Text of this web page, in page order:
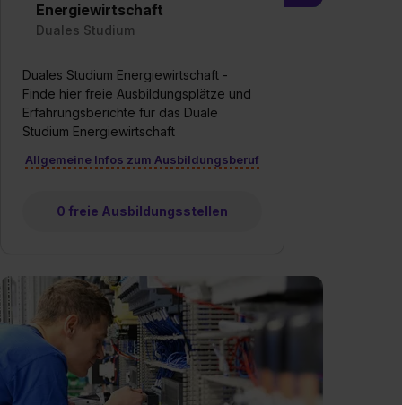
Energiewirtschaft
Duales Studium
Duales Studium Energiewirtschaft -
Finde hier freie Ausbildungsplätze und
Erfahrungsberichte für das Duale
Studium Energiewirtschaft
Allgemeine Infos zum Ausbildungsberuf
0 freie Ausbildungsstellen